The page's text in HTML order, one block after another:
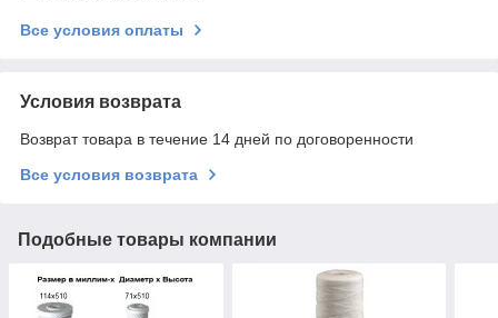
Все условия оплаты
Условия возврата
Возврат товара в течение 14 дней по договоренности
Все условия возврата
Подобные товары компании